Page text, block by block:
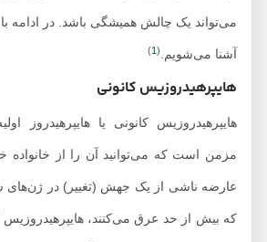
می‌تواند یک چالش همیشگی باشد. در ادامه با
آشنا می‌شویم.(
هایپرهیدروزیس کانونی
هایپرهیدروزیس کانونی یا هایپرهیدروز اولیه
مزمن است که می‌توانید آن را از خانواده خود
عارضه ناشی از یک جهش (تغییر) در ژن‌های
که بیش از حد عرق می‌کنند، هایپرهیدروزیس